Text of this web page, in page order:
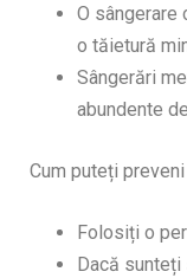
O sângerare
o tăietură
Sângerări
abundente
Cum puteți
Folosiți o
Dacă